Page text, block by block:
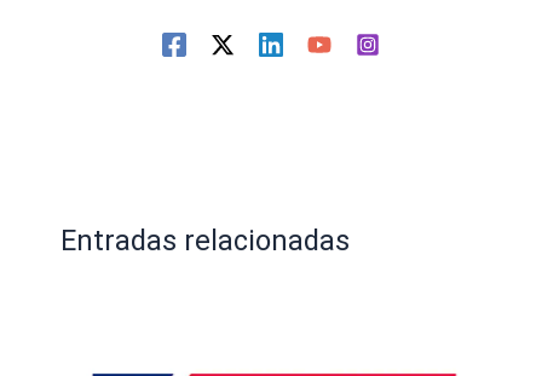
Entradas relacionadas